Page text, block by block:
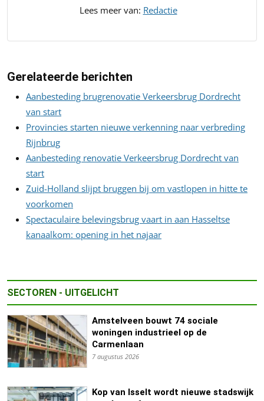
Lees meer van: Redactie
Gerelateerde berichten
Aanbesteding brugrenovatie Verkeersbrug Dordrecht
van start
Provincies starten nieuwe verkenning naar verbreding
Rijnbrug
Aanbesteding renovatie Verkeersbrug Dordrecht van
start
Zuid-Holland slijpt bruggen bij om vastlopen in hitte te
voorkomen
Spectaculaire belevingsbrug vaart in aan Hasseltse
kanaalkom: opening in het najaar
SECTOREN - UITGELICHT
Amstelveen bouwt 74 sociale
woningen industrieel op de
Carmenlaan
7 augustus 2026
Kop van Isselt wordt nieuwe stadswijk